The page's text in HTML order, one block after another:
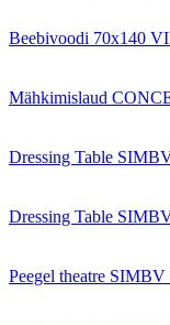
Beebivoodi 70x140
Mähkimislaud
Dressing Table
Dressing Table
Peegel theatre SIMBV